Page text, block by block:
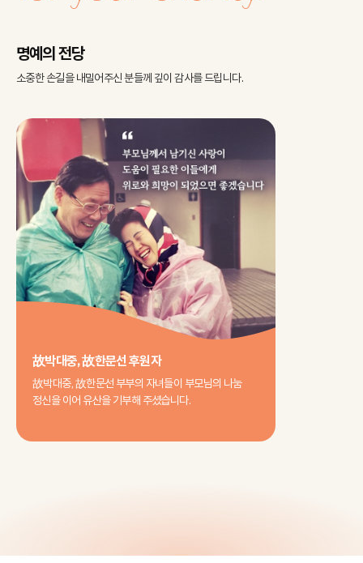
명예의 전당
소중한 손길을 내밀어주신 분들께 깊이 감사를 드립니다.
故박대중, 故한문선 후원자
故박대중, 故한문선 부부의 자녀들이 부모님의 나눔
정신을 이어 유산을 기부해 주셨습니다.